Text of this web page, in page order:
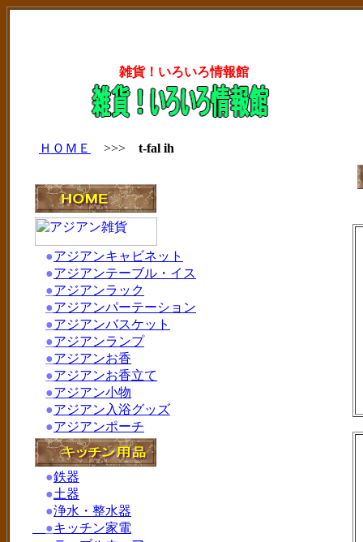
雑貨！いろいろ情報館
ＨＯＭＥ >>> t-fal ih
●アジアンキャビネット
●アジアンテーブル・イス
●アジアンラック
●アジアンパーテーション
●アジアンバスケット
●アジアンランプ
●アジアンお香
●アジアンお香立て
●アジアン小物
●アジアン入浴グッズ
●アジアンポーチ
●鉄器
●土器
●浄水・整水器
●キッチン家電